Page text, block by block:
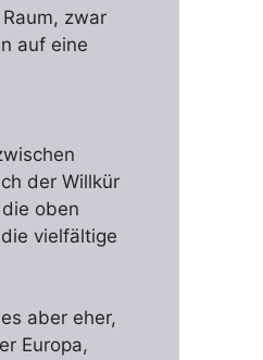
zwar
auf eine
der Willkür
oben
vielfältige
aber eher,
Europa,